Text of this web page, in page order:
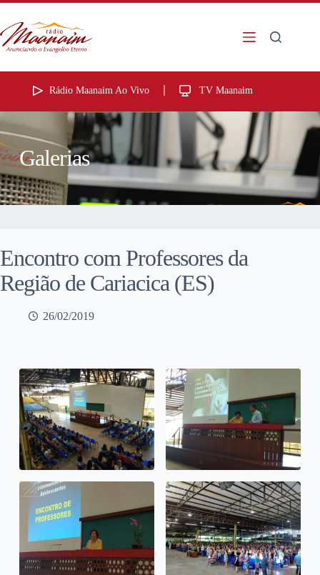
Rádio Maanaim Ao Vivo TV Maanaim
Galerias
Encontro com Professores da
Região de Cariacica (ES)
26/02/2019